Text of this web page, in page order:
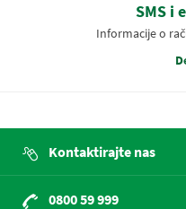
SMS i
Informacije o
Kontaktirajte nas
0800 59 999